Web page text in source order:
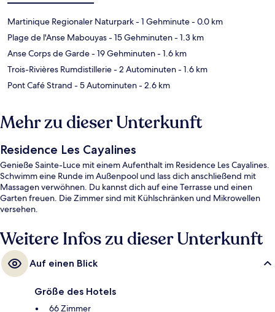
Martinique Regionaler Naturpark- 1 Gehminute- 0.0 km
Plage de l'Anse Mabouyas- 15 Gehminuten- 1.3 km
Anse Corps de Garde- 19 Gehminuten- 1.6 km
Trois-Rivières Rumdistillerie- 2 Autominuten- 1.6 km
Pont Café Strand - 5 Autominuten- 2.6 km
Mehr zu dieser Unterkunft
Residence Les Cayalines
Genieße Sainte-Luce mit einem Aufenthalt im Residence Les Cayalines.
Schwimm eine Runde im Außenpool und lass dich anschließend mit
Massagen verwöhnen. Du kannst dich auf eine Terrasse und einen
Garten freuen. Die Zimmer sind mit Kühlschränken und Mikrowellen
versehen.
Weitere Infos zu dieser Unterkunft
Auf einen Blick
Größe des Hotels
66 Zimmer